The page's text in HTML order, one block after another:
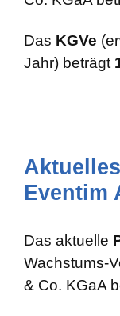
Das KGVe
Jahr) beträgt
Eventim
Das aktuelle
Wachstums-
& Co. KGaA